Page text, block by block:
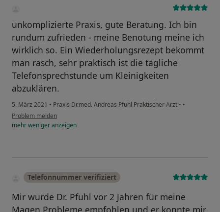
unkomplizierte Praxis, gute Beratung. Ich bin
rundum zufrieden - meine Benotung meine ich
wirklich so. Ein Wiederholungsrezept bekommt
man rasch, sehr praktisch ist die tägliche
Telefonsprechstunde um Kleinigkeiten
abzuklären.
5. März 2021 • Praxis Dr.med. Andreas Pfuhl Praktischer Arzt • •
Problem melden
mehrwenigeranzeigen
Telefonnummer verifiziert
Mir wurde Dr. Pfuhl vor 2 Jahren für meine
Magen Probleme empfohlen und er konnte mir